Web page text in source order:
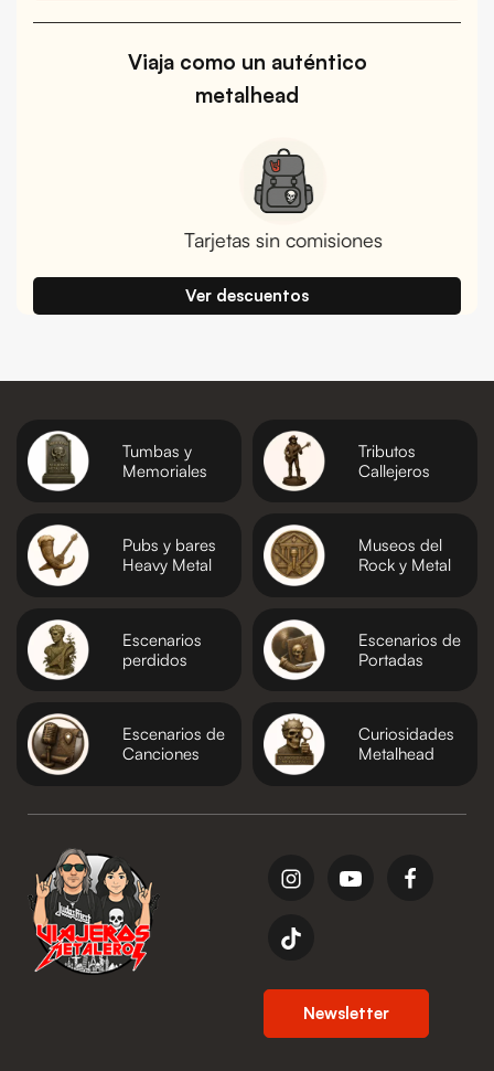
Viaja como un auténtico
metalhead
Tarjetas sin comisiones
Ver descuentos
Tumbas y
Memoriales
Tributos
Callejeros
Pubs y bares
Heavy Metal
Museos del
Rock y Metal
Escenarios
perdidos
Escenarios de
Portadas
Escenarios de
Canciones
Curiosidades
Metalhead
Newsletter